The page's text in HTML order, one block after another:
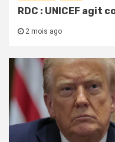
RDC : UNICEF agit
2 mois ago